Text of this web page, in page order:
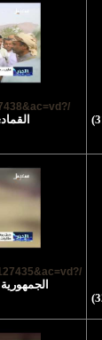
/?no=127438&ac=vd >
/?no=127435&ac=vd >